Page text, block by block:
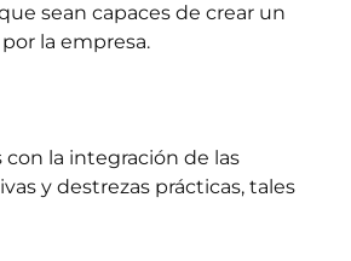
sean capaces de crear un
la empresa.
con la integración de las
y destrezas prácticas, tales